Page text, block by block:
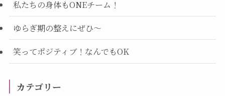
私たちの身体もONEチーム！
ゆらぎ期の整えにぜひ～
笑ってポジティブ！なんでもOK
カテゴリー